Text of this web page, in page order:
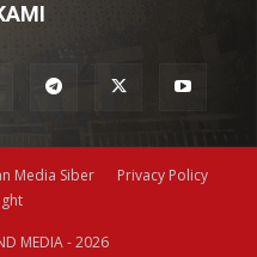
Media Siber
Privacy Policy
MEDIA - 2026